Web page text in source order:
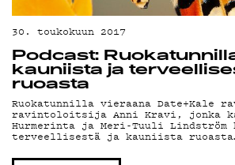
30. toukokuun 2017
Podcast:
kauniista ja
ruoasta
Ruokatunnilla vieraana Date+Kale
ravintoloitsija Anni Kravi, jonka
Hurmerinta ja Meri-Tuuli Lindström
terveellisestä ja kauniista